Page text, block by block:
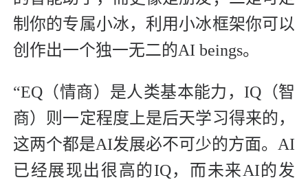
制你的专属小冰，利用小冰框架你可以
创作出一个独一无二的AI beings。
“EQ（情商）是人类基本能力，IQ（智
商）则一定程度上是后天学习得来的，
这两个都是AI发展必不可少的方面。AI
已经展现出很高的IQ，而未来AI的发